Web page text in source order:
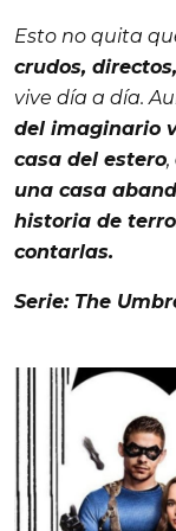
Esto no quita
crudos,
vive día a día.
del imaginario
casa del estero,
una casa
historia de
contarlas.
Serie: The